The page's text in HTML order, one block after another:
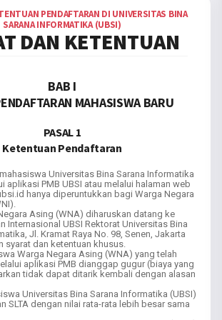
PENDAFTARAN DI UNIVERSITAS BINA
SARANA INFORMATIKA (UBSI)
DAN KETENTUAN
BAB I
MAHASISWA BARU
PASAL 1
Ketentuan Pendaftaran
Universitas Bina Sarana Informatika
aplikasi PMB UBSI atau melalui halaman web
hanya diperuntukkan bagi Warga Negara
Asing (WNA) diharuskan datang ke
Internasional UBSI Rektorat Universitas Bina
Jl. Kramat Raya No. 98, Senen, Jakarta
syarat dan ketentuan khusus.
Warga Negara Asing (WNA) yang telah
aplikasi PMB dianggap gugur (biaya yang
tidak dapat ditarik kembali dengan alasan
Universitas Bina Sarana Informatika (UBSI)
SLTA dengan nilai rata-rata lebih besar sama